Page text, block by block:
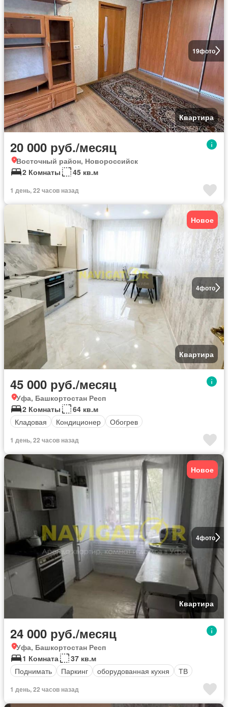
19фото
Квартира
20 000 руб./месяц
Восточный район, Новороссийск
2 Комнаты
45 кв.м
1 день, 22 часов назад
4фото
Новое
Квартира
45 000 руб./месяц
Уфа, Башкортостан Респ
2 Комнаты
64 кв.м
Кладовая
Кондиционер Обогрев
1 день, 22 часов назад
4фото
Новое
Квартира
24 000 руб./месяц
Уфа, Башкортостан Респ
1 Комната
37 кв.м
Поднимать
Паркинг оборудованная кухня ТВ
1 день, 22 часов назад